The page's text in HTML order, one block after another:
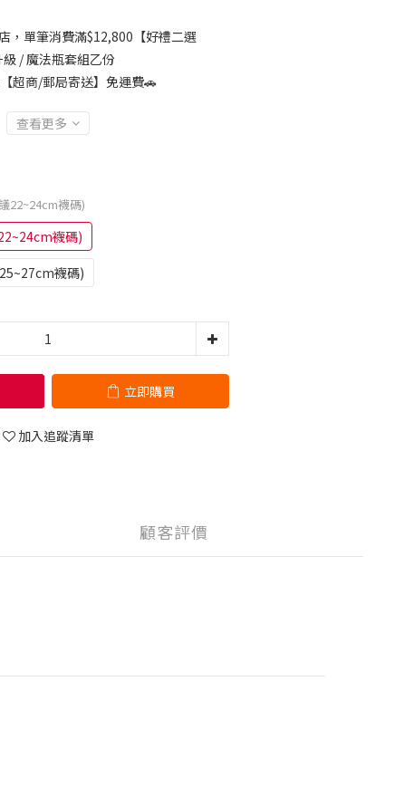
，單筆消費滿$12,800【好禮二選
/ 魔法瓶套組乙份
超商/郵局寄送】免運費🚗
查看更多
22~24cm襪碼)
襪碼)
襪碼)
立即購買
加入追蹤清單
顧客評價